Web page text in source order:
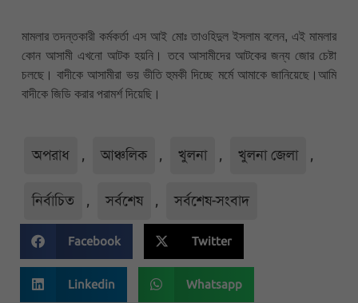
মামলার তদন্তকারী কর্মকর্তা এস আই মোঃ তাওহিদুল ইসলাম বলেন, এই মামলার
কোন আসামী এখনো আটক হয়নি। তবে আসামীদের আটকের জন্য জোর চেষ্টা
চলছে। বাদীকে আসামীরা ভয় ভীতি হুমকী দিচ্ছে মর্মে আমাকে জানিয়েছে।আমি
বাদীকে জিডি করার পরামর্শ দিয়েছি।
অপরাধ , আঞ্চলিক , খুলনা , খুলনা জেলা ,
নির্বাচিত , সর্বশেষ , সর্বশেষ-সংবাদ
Facebook Twitter
Linkedin Whatsapp